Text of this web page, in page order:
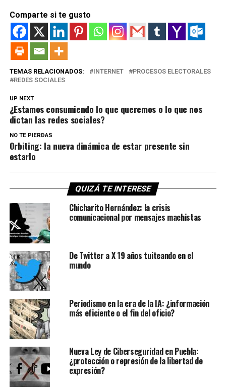
Comparte si te gusto
TEMAS RELACIONADOS: INTERNET
PROCESOS ELECTORALES
REDES SOCIALES
UP NEXT
¿Estamos consumiendo lo que queremos o lo que nos
dictan las redes sociales?
NO TE PIERDAS
Orbiting: la nueva dinámica de estar presente sin
estarlo
QUIZÁ TE INTERESE
Chicharito Hernández: la crisis
comunicacional por mensajes machistas
De Twitter a X 19 años tuiteando en el
mundo
Periodismo en la era de la IA: ¿información
más eficiente o el fin del oficio?
Nueva Ley de Ciberseguridad en Puebla:
¿protección o represión de la libertad de
expresión?